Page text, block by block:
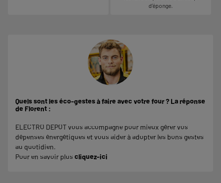
d’éponge.
Quels sont les éco-gestes à faire avec votre four ? La réponse
de Florent :
ELECTRO DEPOT vous accompagne pour mieux gérer vos
dépenses énergétiques et vous aider à adopter les bons gestes
au quotidien.
Pour en savoir plus cliquez-ici